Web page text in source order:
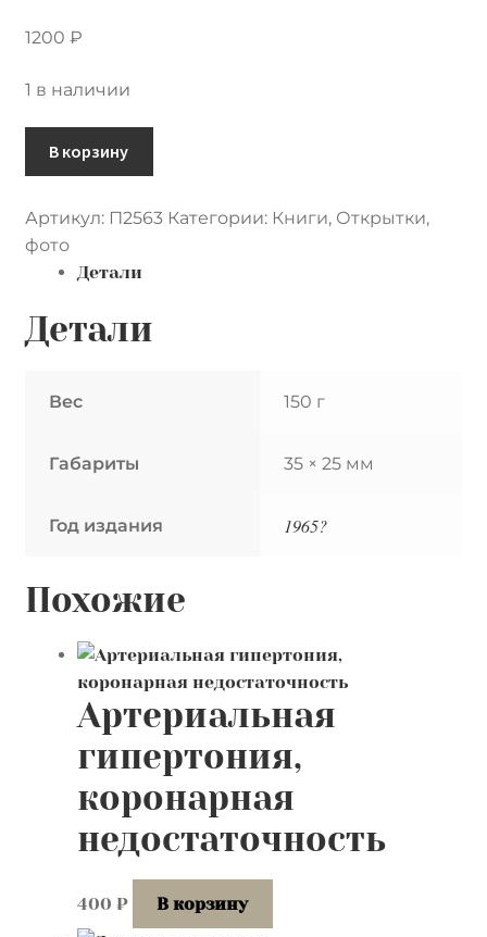
1200 ₽
1 в наличии
товара
со
съемок
фильма
завтрашней
Фёдор
Алла
Евгений
В корзину
Артикул: П2563 Категории: Книги, Открытки,
фото
Детали
Детали
Вес 150 г
Габариты 35 × 25 мм
Год издания 1965?
Похожие
Артериальная
гипертония,
коронарная
недостаточность
400 ₽ В корзину